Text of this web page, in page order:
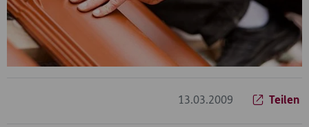
13.03.2009 Teilen